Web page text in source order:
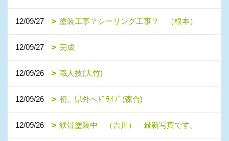
12/09/27 塗装工事？シーリング工事？ （根本）
12/09/27 完成
12/09/26 職人技(大竹)
12/09/26 初、県外へﾄﾞﾗｲﾌﾞ(森合)
12/09/26 鉄骨塗装中 （吉川） 最新写真です。